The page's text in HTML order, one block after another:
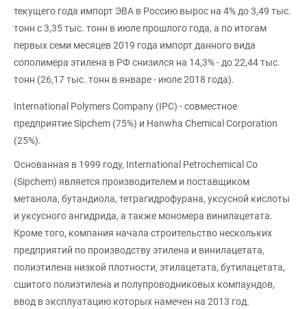
текущего года импорт ЭВА в Россию вырос на 4% до 3,49 тыс.
тонн с 3,35 тыс. тонн в июле прошлого года, а по итогам
первых семи месяцев 2019 года импорт данного вида
сополимера этилена в РФ снизился на 14,3% - до 22,44 тыс.
тонн (26,17 тыс. тонн в январе - июле 2018 года).
International Polymers Company (IPC) - совместное
предприятие Sipchem (75%) и Hanwha Chemical Corporation
(25%).
Основанная в 1999 году, International Petrochemical Co
(Sipchem) является производителем и поставщиком
метанола, бутандиола, тетрагидрофурана, уксусной кислоты
и уксусного ангидрида, а также мономера винилацетата.
Кроме того, компания начала строительство нескольких
предприятий по производству этилена и винилацетата,
полиэтилена низкой плотности, этилацетата, бутилацетата,
сшитого полиэтилена и полупроводниковых компаундов,
ввод в эксплуатацию которых намечен на 2013 год.